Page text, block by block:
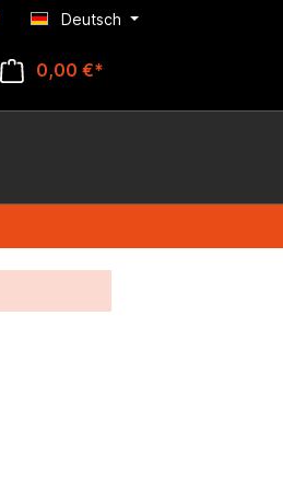
Deutsch
0,00 €*